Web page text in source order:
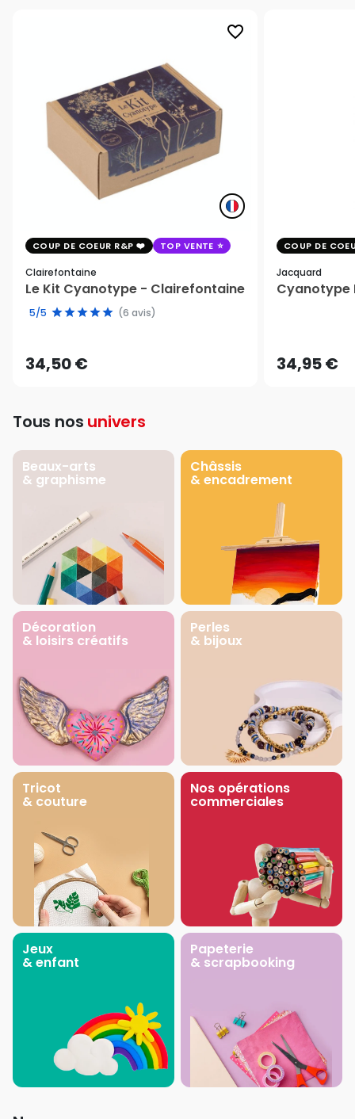
favorite_border
COUP DE COEUR R&P TOP VENTE
Clairefontaine
Le Kit Cyanotype - Clairefontaine
5/5 (6 avis)
34,50 €
COUP DE
Jacquard
Cyanotype
34,95 €
Tous nos univers
Beaux-arts
& graphisme
Châssis
& encadrement
Décoration
& loisirs créatifs
Perles
& bijoux
Tricot
& couture
Nos opérations
commerciales
Jeux
& enfant
Papeterie
& scrapbooking